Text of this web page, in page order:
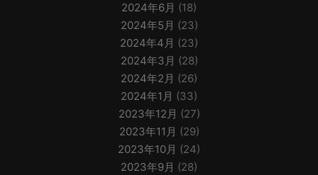
2024年6月 (18)
2024年5月 (23)
2024年4月 (23)
2024年3月 (28)
2024年2月 (26)
2024年1月 (33)
2023年12月 (27)
2023年11月 (29)
2023年10月 (24)
2023年9月 (28)